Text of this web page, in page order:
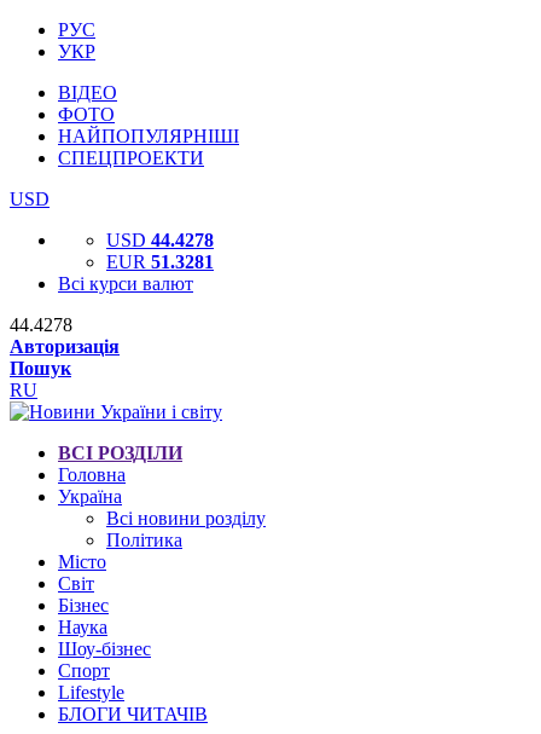
РУС
УКР
ВІДЕО
ФОТО
НАЙПОПУЛЯРНІШІ
СПЕЦПРОЕКТИ
USD
USD 44.4278
EUR 51.3281
Всі курси валют
44.4278
Авторизація
Пошук
RU
ВСІ РОЗДІЛИ
Головна
Україна
Всі новини розділу
Політика
Місто
Світ
Бізнес
Наука
Шоу-бізнес
Спорт
Lifestyle
БЛОГИ ЧИТАЧІВ